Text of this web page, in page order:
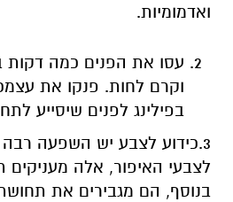
ואדמומיות.
עסו את הפנים כמה דקות
וקרם לחות. פנקו את
בפילינג לפנים שיסייע
3.כידוע לצבע יש השפעה
לצבעי האיפור, אלה מעניקים
בנוסף, הם מגבירים את